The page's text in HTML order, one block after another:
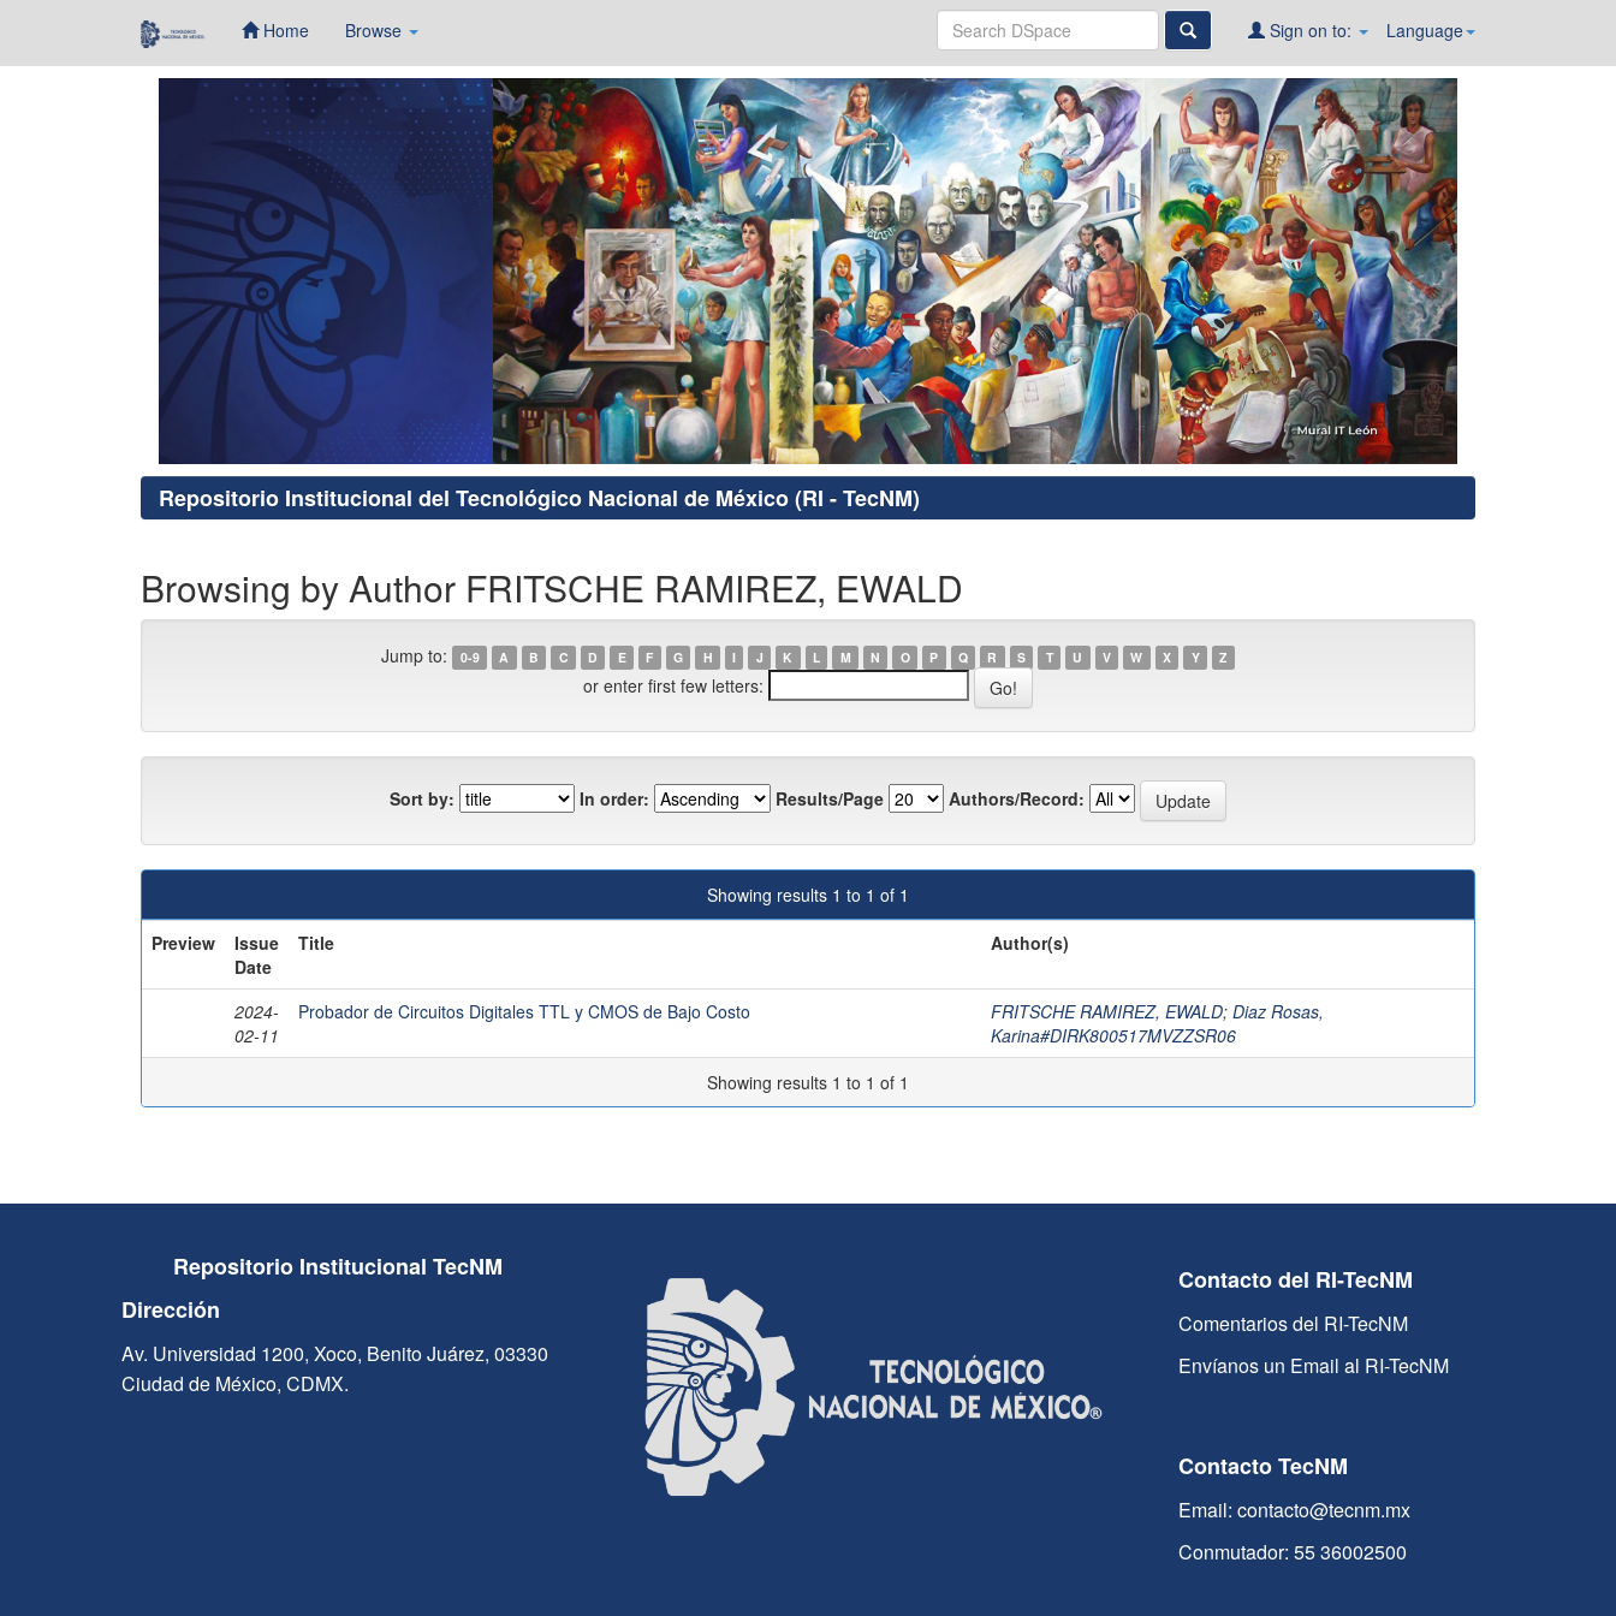
Home Browse Language
Sign on to:
Repositorio Institucional del Tecnológico Nacional de México (RI - TecNM)
Browsing by Author FRITSCHE RAMIREZ, EWALD
Jump to: 0-9 A B C D E F G H I J K L M N O P Q R S T U V W X Y Z
or enter first few letters:
Sort by: In order: Results/Page Authors/Record:
Showing results 1 to 1 of 1
Preview
Issue
Date
Title Author(s)
2024-
02-11
Probador de Circuitos Digitales TTL y CMOS de Bajo Costo FRITSCHE RAMIREZ, EWALD; Diaz Rosas,
Karina#DIRK800517MVZZSR06
Showing results 1 to 1 of 1
Repositorio Institucional TecNM
Dirección
Av. Universidad 1200, Xoco, Benito Juárez, 03330
Ciudad de México, CDMX.
Contacto del RI-TecNM
Comentarios del RI-TecNM
Envíanos un Email al RI-TecNM
Contacto TecNM
Email: contacto@tecnm.mx
Conmutador: 55 36002500